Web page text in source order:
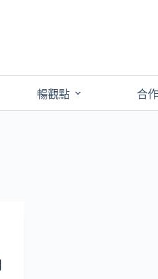
暢觀點 合